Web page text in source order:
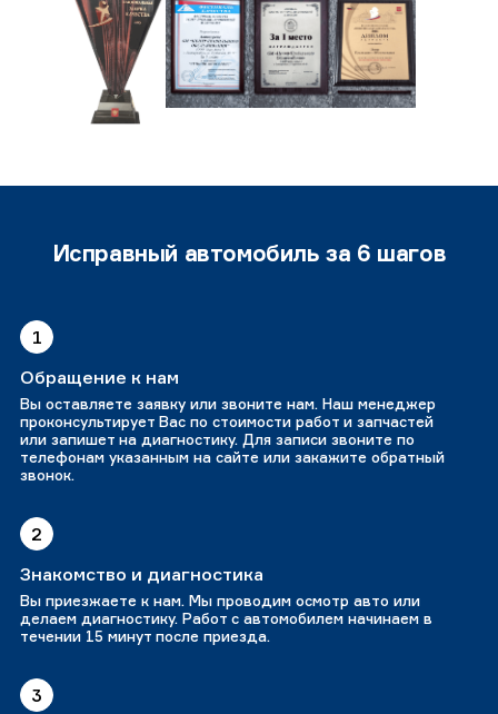
Исправный автомобиль за 6 шагов
1
Обращение к нам
Вы оставляете заявку или звоните нам. Наш менеджер
проконсультирует Вас по стоимости работ и запчастей
или запишет на диагностику. Для записи звоните по
телефонам указанным на сайте или закажите обратный
звонок.
2
Знакомство и диагностика
Вы приезжаете к нам. Мы проводим осмотр авто или
делаем диагностику. Работ с автомобилем начинаем в
течении 15 минут после приезда.
3